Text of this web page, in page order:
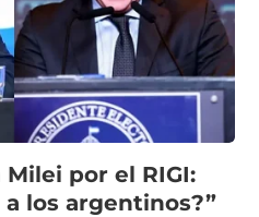
por el RIGI:
a los argentinos?”